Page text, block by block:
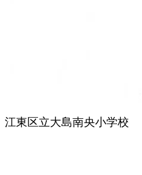
江東区立大島南央小学校